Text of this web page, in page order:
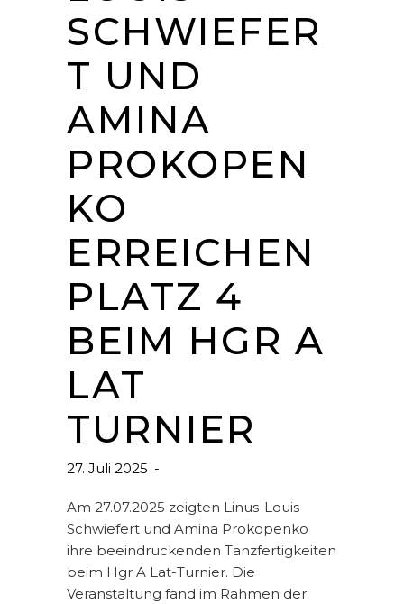
SCHWIEFER
T UND
AMINA
PROKOPEN
KO
ERREICHEN
PLATZ 4
BEIM HGR A
LAT
TURNIER
27. Juli 2025
Am 27.07.2025 zeigten Linus-Louis
Schwiefert und Amina Prokopenko
ihre beeindruckenden Tanzfertigkeiten
beim Hgr A Lat-Turnier. Die
Veranstaltung fand im Rahmen der